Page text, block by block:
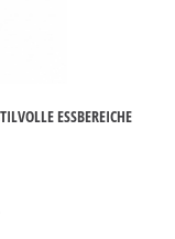
ESSBEREICHE